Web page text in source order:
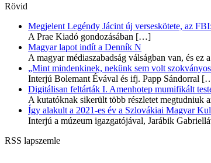
Rövid
Megjelent Legéndy Jácint új verseskötete, az
A Prae Kiadó gondozásában […]
Magyar lapot indít a Denník N
A magyar médiaszabadság válságban van, és
„Mint mindenkinek, nekünk sem volt
Interjú Bolemant Évával és ifj. Papp Sándorral
Digitálisan feltárták I. Amenhotep mumifikált
A kutatóknak sikerült több részletet megtudniuk
Így alakult a 2021-es év a Szlovákiai Magyar
Interjú a múzeum igazgatójával, Jarábik
RSS lapszemle